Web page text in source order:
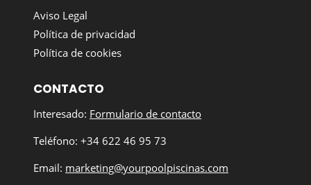
Aviso Legal
Política de privacidad
Política de cookies
CONTACTO
Interesado: Formulario de contacto
Teléfono: +34 622 46 95 73
Email: marketing@yourpoolpiscinas.com